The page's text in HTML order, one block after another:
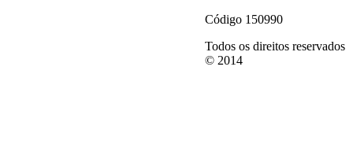
Código 150990
Todos os direitos reservados
© 2014